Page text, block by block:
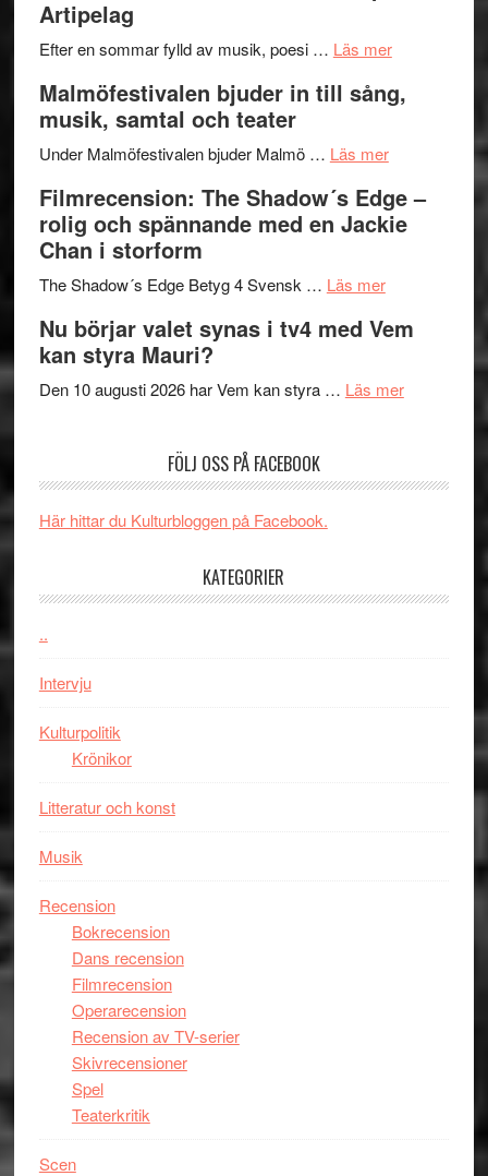
genrens
terräng
på
Artipelag
Efter en sommar fylld av musik, poesi … Läs merom
Endre,
Roland
Pöntinen
Artipelag
Malmöfestivalen bjuder in till sång,
musik, samtal och teater
Under Malmöfestivalen bjuder Malmö … Läs merom
bjuder
in
samtal
teater
Filmrecension: The Shadow´s Edge –
rolig och spännande med en Jackie
Chan i storform
The Shadow´s Edge Betyg 4 Svensk … Läs merom
The
´s
och
Jackie
Nu börjar valet synas i tv4 med Vem
kan styra Mauri?
Den 10 augusti 2026 har Vem kan styra … Läs merom
synas
Vem
FÖLJ OSS PÅ FACEBOOK
Här hittar du Kulturbloggen på Facebook.
KATEGORIER
..
Intervju
Kulturpolitik
Krönikor
Litteratur och konst
Musik
Recension
Bokrecension
Dans recension
Filmrecension
Operarecension
Recension av TV-serier
Skivrecensioner
Spel
Teaterkritik
Scen